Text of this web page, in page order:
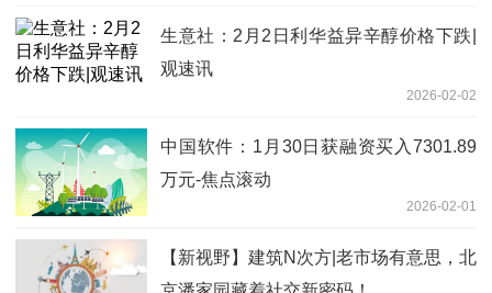
生意社：2月2日利华益异辛醇价格下跌|
观速讯
2026-02-02
中国软件：1月30日获融资买入7301.89
万元-焦点滚动
2026-02-01
【新视野】建筑N次方|老市场有意思，北